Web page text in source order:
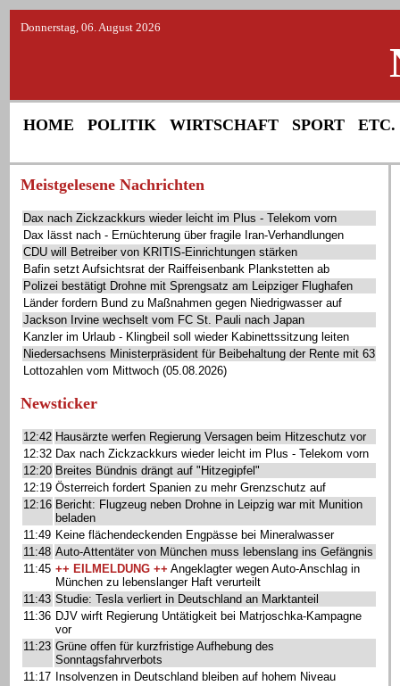
Donnerstag, 06. August 2026
HOME POLITIK WIRTSCHAFT SPORT ETC.
Meistgelesene Nachrichten
Dax nach Zickzackkurs wieder leicht im Plus - Telekom vorn
Dax lässt nach - Ernüchterung über fragile Iran-Verhandlungen
CDU will Betreiber von KRITIS-Einrichtungen stärken
Bafin setzt Aufsichtsrat der Raiffeisenbank Plankstetten ab
Polizei bestätigt Drohne mit Sprengsatz am Leipziger Flughafen
Länder fordern Bund zu Maßnahmen gegen Niedrigwasser auf
Jackson Irvine wechselt vom FC St. Pauli nach Japan
Kanzler im Urlaub - Klingbeil soll wieder Kabinettssitzung leiten
Niedersachsens Ministerpräsident für Beibehaltung der Rente mit 63
Lottozahlen vom Mittwoch (05.08.2026)
Newsticker
12:42 Hausärzte werfen Regierung Versagen beim Hitzeschutz vor
12:32 Dax nach Zickzackkurs wieder leicht im Plus - Telekom vorn
12:20 Breites Bündnis drängt auf "Hitzegipfel"
12:19 Österreich fordert Spanien zu mehr Grenzschutz auf
12:16 Bericht: Flugzeug neben Drohne in Leipzig war mit Munition
beladen
11:49 Keine flächendeckenden Engpässe bei Mineralwasser
11:48 Auto-Attentäter von München muss lebenslang ins Gefängnis
11:45 ++ EILMELDUNG ++ Angeklagter wegen Auto-Anschlag in
München zu lebenslanger Haft verurteilt
11:43 Studie: Tesla verliert in Deutschland an Marktanteil
11:36 DJV wirft Regierung Untätigkeit bei Matrjoschka-Kampagne
vor
11:23 Grüne offen für kurzfristige Aufhebung des
Sonntagsfahrverbots
11:17 Insolvenzen in Deutschland bleiben auf hohem Niveau